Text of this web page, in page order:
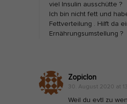
s
a
t
n
e
viel Insulin ausschütte ?
Ich bin nicht fett und
Fettverteilung . Hilft da
Ernährungsumstellung ?
Zopiclon
30. August 2020 at
Weil du evtl zu